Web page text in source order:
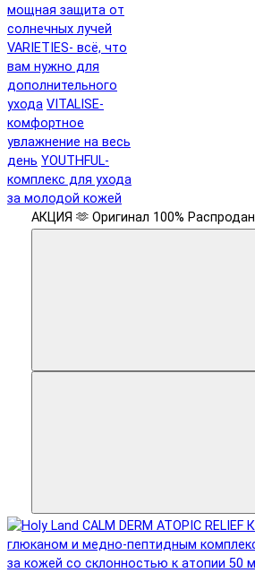
мощная защита от
солнечных лучей
VARIETIES- всё, что
вам нужно для
дополнительного
ухода VITALISE-
комфортное
увлажнение на весь
день YOUTHFUL-
комплекс для ухода
за молодой кожей
АКЦИЯ 🫶 Оригинал 100% Распродан